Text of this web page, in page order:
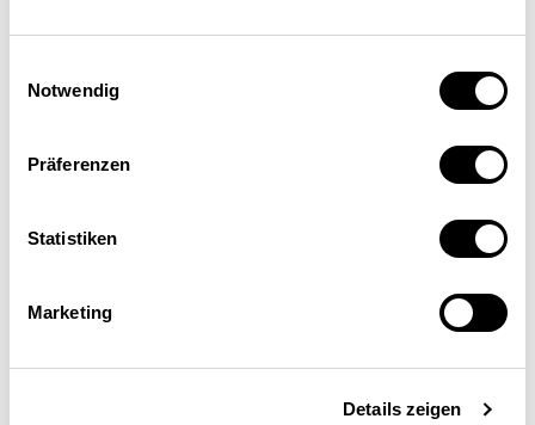
Notwendig
Präferenzen
Statistiken
Marketing
Details zeigen
Président de l’École supérieure de philosophie de
Munich, professeur de sciences sociales et